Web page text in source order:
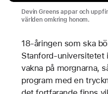
Devin Greens appar och
världen omkring honom.
18-åringen som ska
Stanford-universitetet
vakna på morgnarna,
program med en